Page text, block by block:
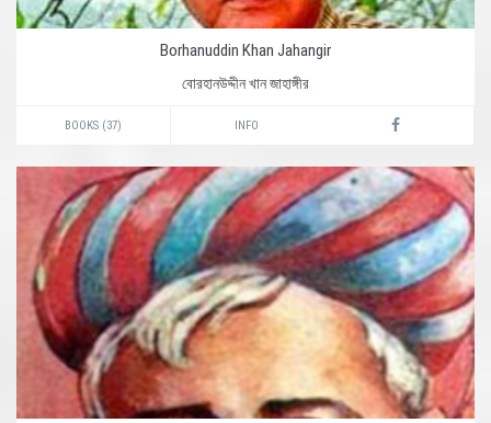
Borhanuddin Khan Jahangir
বোরহানউদ্দীন খান জাহাঙ্গীর
BOOKS (37) INFO